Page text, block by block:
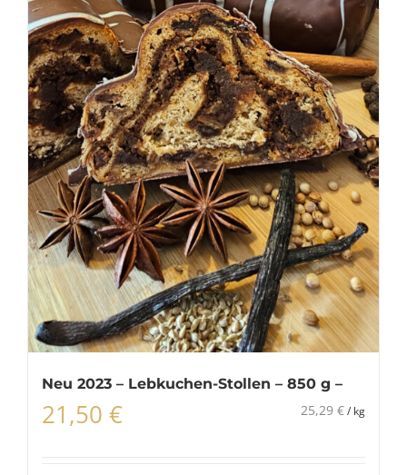
Neu 2023 – Lebkuchen-Stollen – 850 g –
21,50 € 25,29 €/ kg